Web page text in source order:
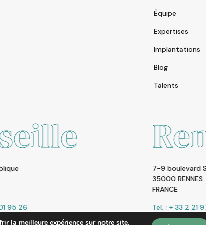
Équipe
Expertises
Implantations
Blog
Talents
Rennes
la meilleure expérience sur notre site.